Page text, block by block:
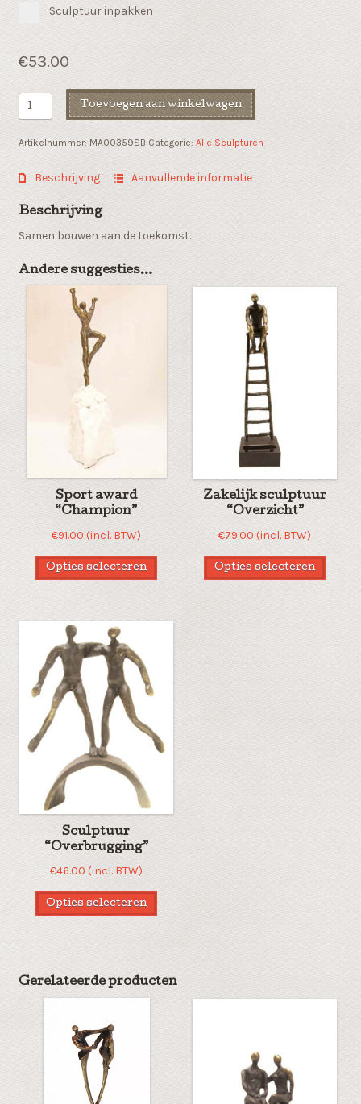
Sculptuur inpakken
€53.00
Beroepen
beeldje
aantal
Toevoegen aan winkelwagen
Artikelnummer: MA00359SB Categorie: Alle Sculpturen
Beschrijving Aanvullende informatie
Beschrijving
Samen bouwen aan de toekomst.
Andere suggesties…
Sport award
“Champion”
€91.00 (incl. BTW)
Opties selecteren
Zakelijk sculptuur
“Overzicht”
€79.00 (incl. BTW)
Opties selecteren
Sculptuur
“Overbrugging”
€46.00 (incl. BTW)
Opties selecteren
Gerelateerde producten